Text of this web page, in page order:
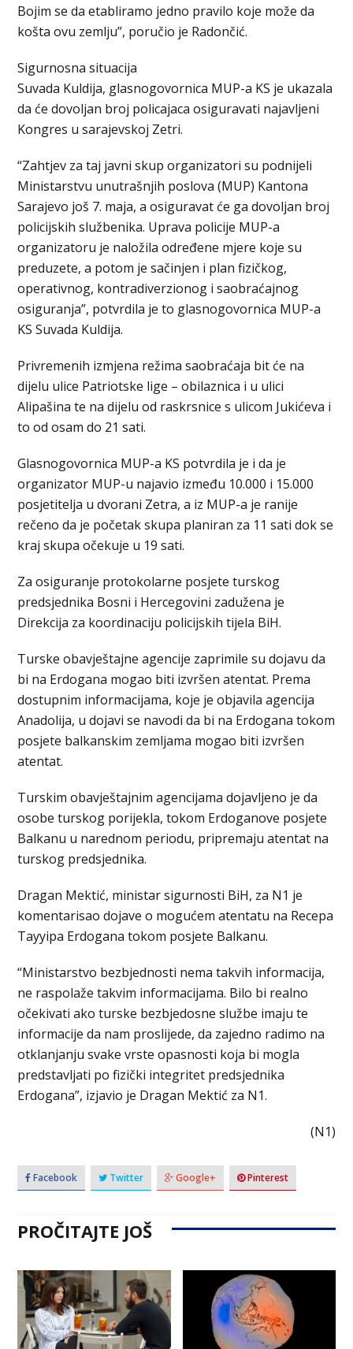
Bojim se da etabliramo jedno pravilo koje može da
košta ovu zemlju”, poručio je Radončić.
Sigurnosna situacija
Suvada Kuldija, glasnogovornica MUP-a KS je ukazala
da će dovoljan broj policajaca osiguravati najavljeni
Kongres u sarajevskoj Zetri.
“Zahtjev za taj javni skup organizatori su podnijeli
Ministarstvu unutrašnjih poslova (MUP) Kantona
Sarajevo još 7. maja, a osiguravat će ga dovoljan broj
policijskih službenika. Uprava policije MUP-a
organizatoru je naložila određene mjere koje su
preduzete, a potom je sačinjen i plan fizičkog,
operativnog, kontradiverzionog i saobraćajnog
osiguranja”, potvrdila je to glasnogovornica MUP-a
KS Suvada Kuldija.
Privremenih izmjena režima saobraćaja bit će na
dijelu ulice Patriotske lige – obilaznica i u ulici
Alipašina te na dijelu od raskrsnice s ulicom Jukićeva i
to od osam do 21 sati.
Glasnogovornica MUP-a KS potvrdila je i da je
organizator MUP-u najavio između 10.000 i 15.000
posjetitelja u dvorani Zetra, a iz MUP-a je ranije
rečeno da je početak skupa planiran za 11 sati dok se
kraj skupa očekuje u 19 sati.
Za osiguranje protokolarne posjete turskog
predsjednika Bosni i Hercegovini zadužena je
Direkcija za koordinaciju policijskih tijela BiH.
Turske obavještajne agencije zaprimile su dojavu da
bi na Erdogana mogao biti izvršen atentat. Prema
dostupnim informacijama, koje je objavila agencija
Anadolija, u dojavi se navodi da bi na Erdogana tokom
posjete balkanskim zemljama mogao biti izvršen
atentat.
Turskim obavještajnim agencijama dojavljeno je da
osobe turskog porijekla, tokom Erdoganove posjete
Balkanu u narednom periodu, pripremaju atentat na
turskog predsjednika.
Dragan Mektić, ministar sigurnosti BiH, za N1 je
komentarisao dojave o mogućem atentatu na Recepa
Tayyipa Erdogana tokom posjete Balkanu.
“Ministarstvo bezbjednosti nema takvih informacija,
ne raspolaže takvim informacijama. Bilo bi realno
očekivati ako turske bezbjedosne službe imaju te
informacije da nam proslijede, da zajedno radimo na
otklanjanju svake vrste opasnosti koja bi mogla
predstavljati po fizički integritet predsjednika
Erdogana”, izjavio je Dragan Mektić za N1.
(N1)
Facebook Twitter Google+ Pinterest
PROČITAJTE JOŠ